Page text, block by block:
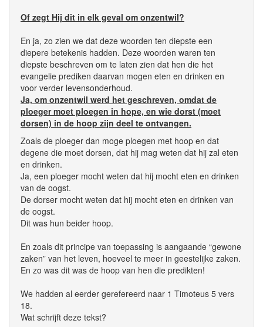
Of zegt Hij dit in elk geval om onzentwil?
En ja, zo zien we dat deze woorden ten diepste een
diepere betekenis hadden. Deze woorden waren ten
diepste beschreven om te laten zien dat hen die het
evangelie prediken daarvan mogen eten en drinken en
voor verder levensonderhoud.
Ja, om onzentwil werd het geschreven, omdat de
ploeger moet ploegen in hope, en wie dorst (moet
dorsen) in de hoop zijn deel te ontvangen.
Zoals de ploeger dan moge ploegen met hoop en dat
degene die moet dorsen, dat hij mag weten dat hij zal eten
en drinken.
Ja, een ploeger mocht weten dat hij mocht eten en drinken
van de oogst.
De dorser mocht weten dat hij mocht eten en drinken van
de oogst.
Dit was hun beider hoop.
En zoals dit principe van toepassing is aangaande “gewone
zaken” van het leven, hoeveel te meer in geestelijke zaken.
En zo was dit was de hoop van hen die predikten!
We hadden al eerder gerefereerd naar 1 Timoteus 5 vers
18.
Wat schrijft deze tekst?